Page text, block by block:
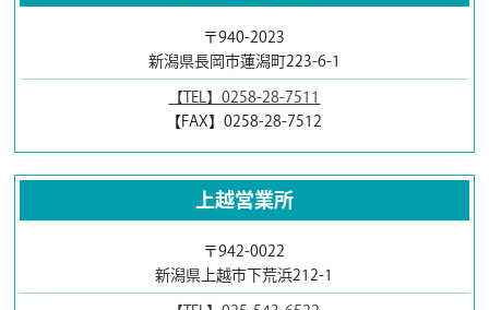
〒940-2023
新潟県長岡市蓮潟町223-6-1
【TEL】0258-28-7511
【FAX】0258-28-7512
上越営業所
〒942-0022
新潟県上越市下荒浜212-1